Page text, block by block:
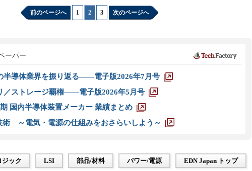
前のページへ 1 2 3 次のページへ
ーパー
半導体業界を振り返る――電子版2026年7月号
／ストレージ覇権――電子版2026年5月号
国内半導体装置メーカー 業績まとめ
術 ～電気・電源の仕組みをおさらいしよう～
ジック LSI 部品/材料 パワー/電源 EDN Japan トップ